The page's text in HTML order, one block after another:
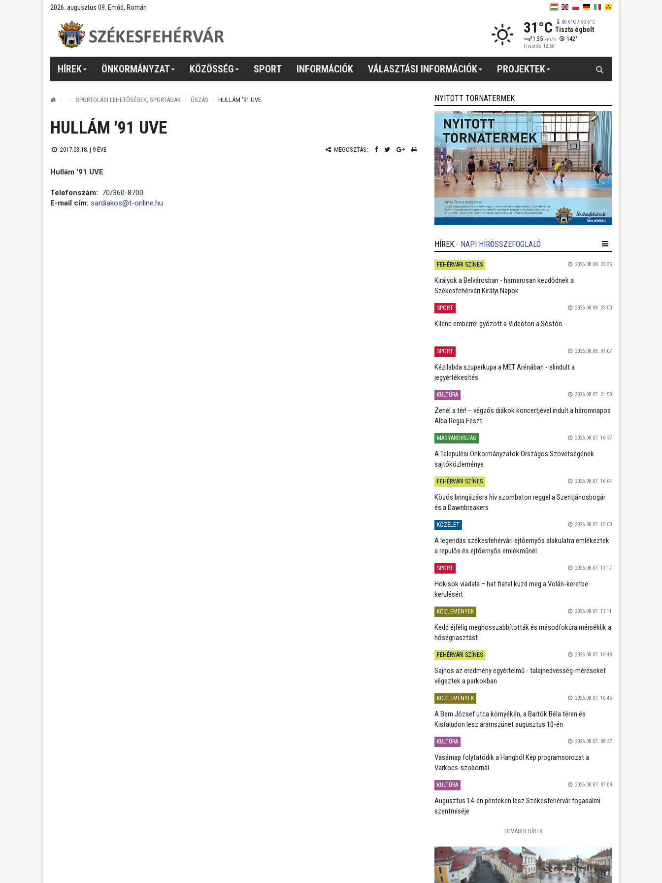
2026. augusztus 09. Emőd, Román
31°C 30.6°C/ 30.6°C
Tiszta égbolt
1.35 km/h 142°
Frissítve: 12:56
HÍREK ÖNKORMÁNYZAT KÖZÖSSÉG SPORT INFORMÁCIÓK VÁLASZTÁSI INFORMÁCIÓK PROJEKTEK
SPORTOLÁSI LEHETŐSÉGEK, SPORTÁGAK ÚSZÁS HULLÁM '91 UVE
HULLÁM '91 UVE
2017.03.18. | 9 ÉVE MEGOSZTÁS:
Hullám '91 UVE
Telefonszám: 70/360-8700
E-mail cím: sardiakos@t-online.hu
NYITOTT TORNATERMEK
HÍREK - NAPI HÍRÖSSZEFOGLALÓ
FEHÉRVÁRI SZÍNES 2026.08.08. 23:35
Királyok a Belvárosban - hamarosan kezdődnek a
Székesfehérvári Királyi Napok
SPORT 2026.08.08. 23:00
Kilenc emberrel győzött a Videoton a Sóstón
SPORT 2026.08.08. 07:07
Kézilabda szuperkupa a MET Arénában - elindult a
jegyértékesítés
KULTÚRA 2026.08.07. 21:58
Zenél a tér! – végzős diákok koncertjével indult a háromnapos
Alba Regia Feszt
MAGYARORSZÁG 2026.08.07. 16:37
A Települési Önkormányzatok Országos Szövetségének
sajtóközleménye
FEHÉRVÁRI SZÍNES 2026.08.07. 16:04
Közös bringázásra hív szombaton reggel a Szentjánosbogár
és a Dawnbreakers
KÖZÉLET 2026.08.07. 15:03
A legendás székesfehérvári ejtőernyős alakulatra emlékeztek
a repülős és ejtőernyős emlékműnél
SPORT 2026.08.07. 13:17
Hokisok viadala – hat fiatal küzd meg a Volán-keretbe
kerülésért
KÖZLEMÉNYEK 2026.08.07. 13:11
Kedd éjfélig meghosszabbították és másodfokúra mérséklik a
hőségriasztást
FEHÉRVÁRI SZÍNES 2026.08.07. 10:48
Sajnos az eredmény egyértelmű - talajnedvesség-méréseket
végeztek a parkokban
KÖZLEMÉNYEK 2026.08.07. 10:45
A Bem József utca környékén, a Bartók Béla téren és
Kisfaludon lesz áramszünet augusztus 10-én
KULTÚRA 2026.08.07. 08:37
Vasárnap folytatódik a Hangból Kép programsorozat a
Varkocs-szobornál
KULTÚRA 2026.08.07. 07:08
Augusztus 14-én pénteken lesz Székesfehérvár fogadalmi
szentmiséje
TOVÁBBI HÍREK